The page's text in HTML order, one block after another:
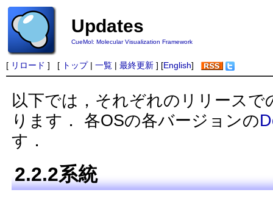
Updates
CueMol: Molecular Visualization Framework
[ リロード ] [ トップ| 一覧 | 最終更新 ] [English]
以下では，それぞれのリリース
ります． 各OSの各バージョンの
す．
2.2.2系統